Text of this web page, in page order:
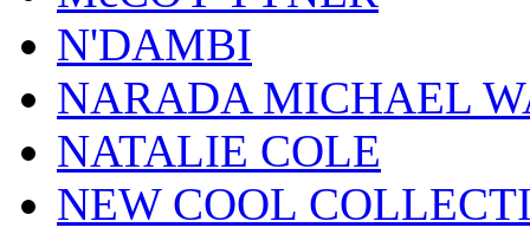
N'DAMBI
NARADA MICHAEL
NATALIE COLE
NEW COOL